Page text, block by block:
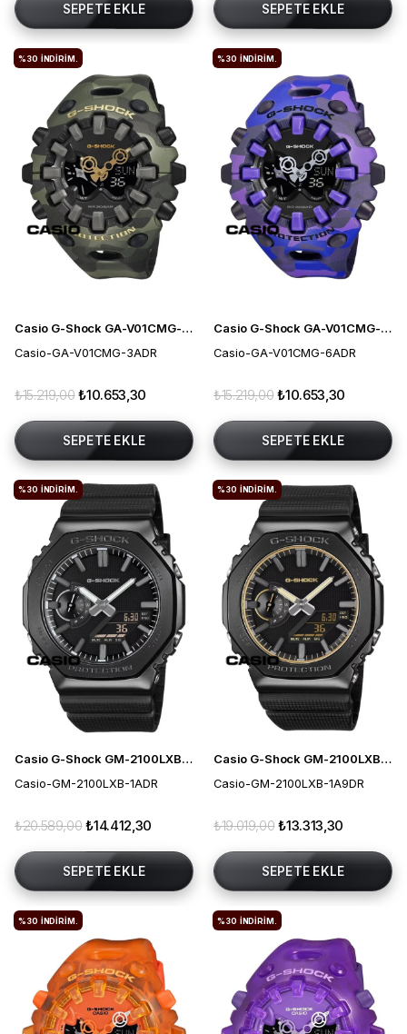
SEPETE EKLE SEPETE EKLE
Casio G-Shock GA-V01CMG-3ADR Erkek Kol Saati
Casio-GA-V01CMG-3ADR
₺10.653,30
₺15.219,00
SEPETE EKLE
%30 İNDIRIM.
Casio G-Shock GA-V01CMG-6ADR Erkek Kol Saati
Casio-GA-V01CMG-6ADR
₺10.653,30
₺15.219,00
SEPETE EKLE
%30 İNDIRIM.
Casio G-Shock GM-2100LXB-1ADR Erkek Kol Saati
Casio-GM-2100LXB-1ADR
₺14.412,30
₺20.589,00
SEPETE EKLE
%30 İNDIRIM.
Casio G-Shock GM-2100LXB-1A9DR Erkek Kol Saati
Casio-GM-2100LXB-1A9DR
₺13.313,30
₺19.019,00
SEPETE EKLE
%30 İNDIRIM.
%30 İNDIRIM. %30 İNDIRIM.